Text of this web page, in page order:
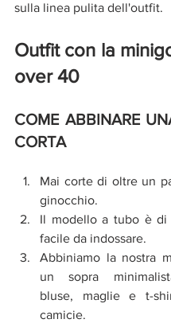
sulla linea pulita dell'outfit.
Outfit con la
over 40
COME ABBINARE
CORTA
Mai corte di oltre un
ginocchio.
Il modello a tubo è di
facile da indossare.
Abbiniamo la nostra
un sopra
bluse, maglie e t-
camicie.